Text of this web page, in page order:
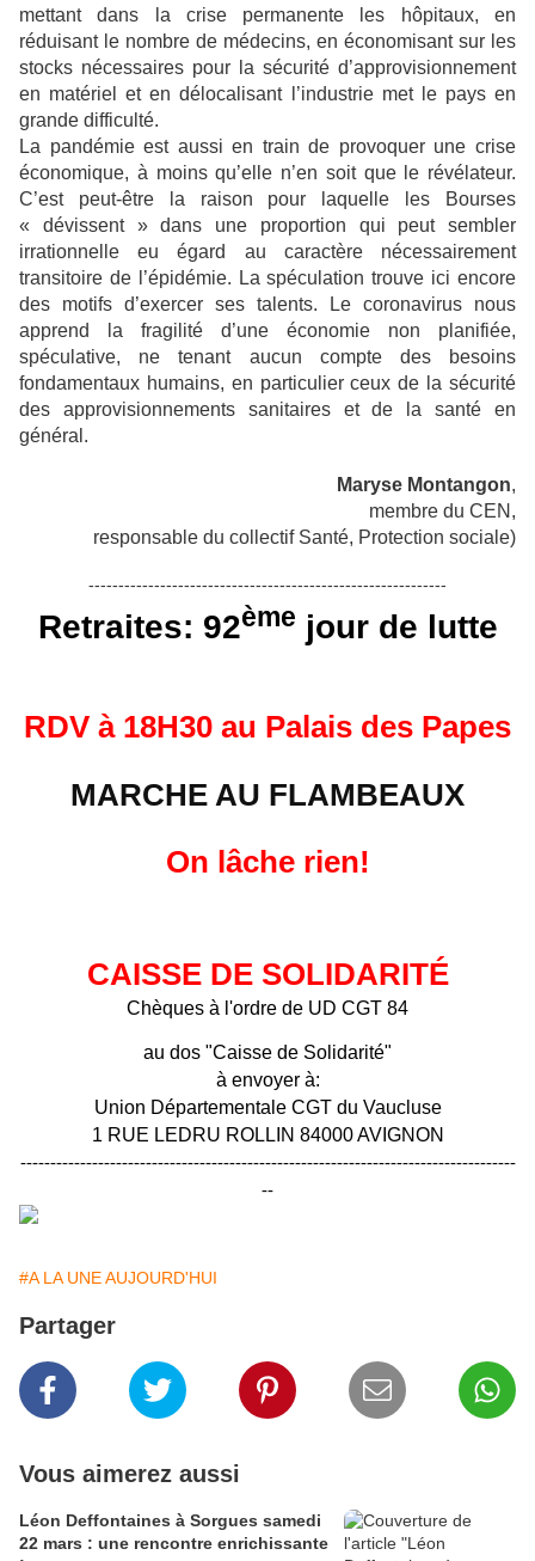
mettant dans la crise permanente les hôpitaux, en
réduisant le nombre de médecins, en économisant sur les
stocks nécessaires pour la sécurité d’approvisionnement
en matériel et en délocalisant l’industrie met le pays en
grande difficulté.
La pandémie est aussi en train de provoquer une crise
économique, à moins qu’elle n’en soit que le révélateur.
C’est peut-être la raison pour laquelle les Bourses
« dévissent » dans une proportion qui peut sembler
irrationnelle eu égard au caractère nécessairement
transitoire de l’épidémie. La spéculation trouve ici encore
des motifs d’exercer ses talents. Le coronavirus nous
apprend la fragilité d’une économie non planifiée,
spéculative, ne tenant aucun compte des besoins
fondamentaux humains, en particulier ceux de la sécurité
des approvisionnements sanitaires et de la santé en
général.
Maryse Montangon,
membre du CEN,
responsable du collectif Santé, Protection sociale)
------------------------------------------------------------
Retraites: 92ème jour de lutte
RDV à 18H30 au Palais des Papes
MARCHE AU FLAMBEAUX
On lâche rien!
CAISSE DE SOLIDARITÉ
Chèques à l'ordre de UD CGT 84
au dos "Caisse de Solidarité"
à envoyer à:
Union Départementale CGT du Vaucluse
1 RUE LEDRU ROLLIN 84000 AVIGNON
-----------------------------------------------------------------------------------
--
#A LA UNE AUJOURD'HUI
Partager
Vous aimerez aussi
Léon Deffontaines à Sorgues samedi
22 mars : une rencontre enrichissante